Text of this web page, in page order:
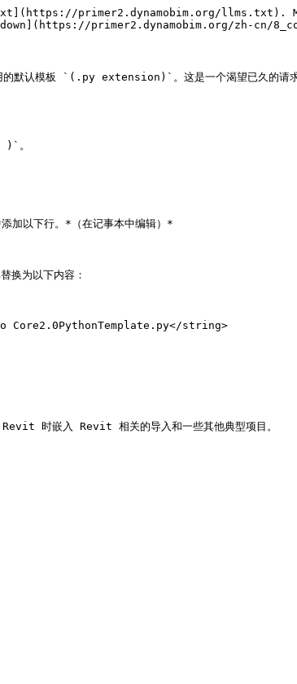
primer2.dynamobim.org/llms.txt).
primer2.dynamobim.org/zh-cn/
默认模板 `(.py extension)`。这是一个渴望已久的请
)`。
以下行。*（在记事本中编辑）*
为以下内容：
Core2.0PythonTemplate.py</string>
Revit 时嵌入 Revit 相关的导入和一些其他典型项目。